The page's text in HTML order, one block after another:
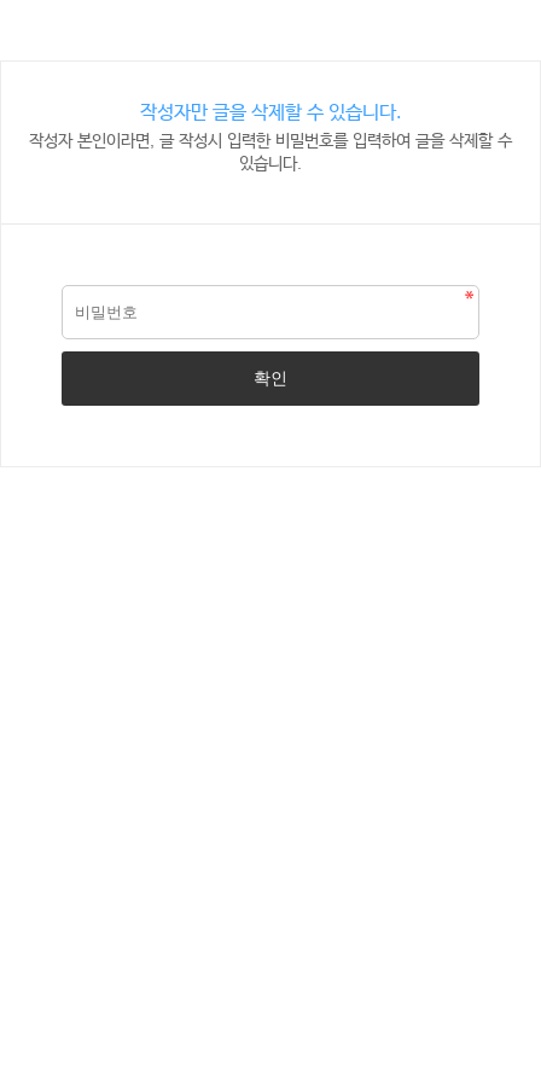
작성자만 글을 삭제할 수 있습니다.
작성자 본인이라면, 글 작성시 입력한 비밀번호를 입력하여 글을 삭제할 수
있습니다.